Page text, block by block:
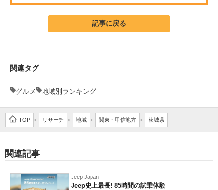
AI活用のいまが分かる
企業向けIT製品の総合サイト
製造業のIT導入・活用を支援
モノづくり技術者専門サイト
記事に戻る
関連タグ
グルメ 地域別ランキング
TOP > リサーチ > 地域 > 関東・甲信地方 > 茨城県
関連記事
Jeep Japan
Jeep史上最長! 85時間の試乗体験